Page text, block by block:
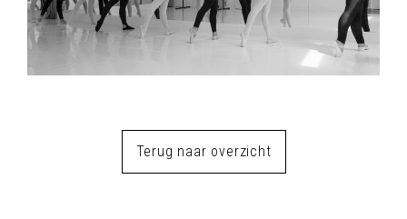
Terug naar overzicht